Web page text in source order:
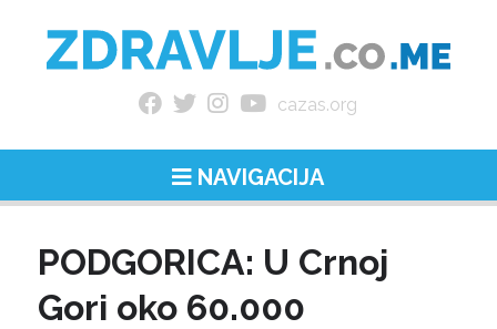
cazas.org
NAVIGACIJA
PODGORICA: U Crnoj
Gori oko 60.000